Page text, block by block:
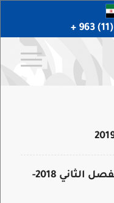
برنامج الامتحان النهائي للفصل الثاني 2018-